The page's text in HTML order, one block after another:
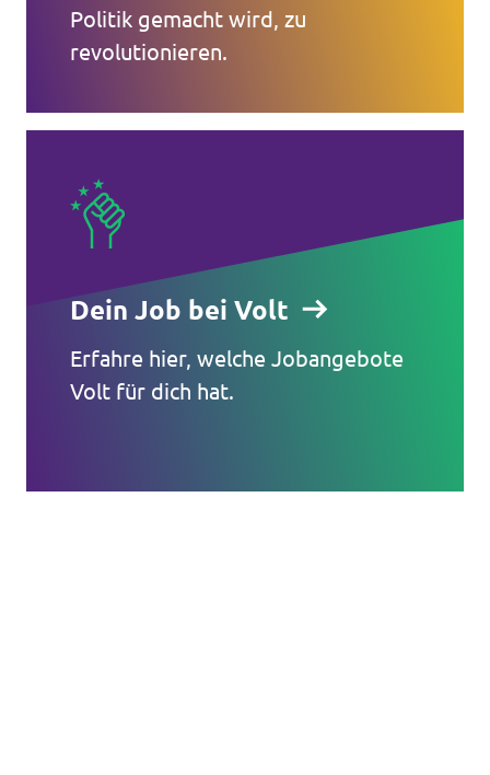
Politik gemacht wird, zu
revolutionieren.
Dein Job bei Volt
Erfahre hier, welche Jobangebote
Volt für dich hat.